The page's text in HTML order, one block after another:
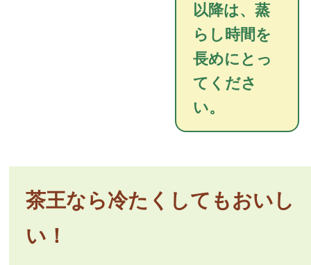
以降は、蒸
らし時間を
長めにとっ
てくださ
い。
茶王なら冷たくしてもおいし
い！